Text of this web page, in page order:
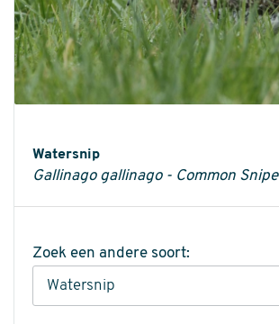
Watersnip
Gallinago gallinago - Common Snipe
Zoek een andere soort: